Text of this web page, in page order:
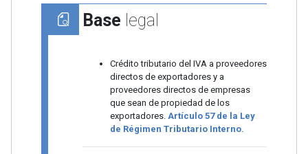
Base legal
Crédito tributario del IVA a proveedores
directos de exportadores y a
proveedores directos de empresas
que sean de propiedad de los
exportadores. Artículo 57 de la Ley
de Régimen Tributario Interno.